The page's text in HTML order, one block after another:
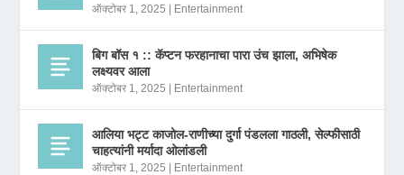
ऑक्टोबर 1, 2025 | Entertainment
बिग बॉस १ :: कॅप्टन फरहानाचा पारा उंच झाला, अभिषेक
लक्ष्यवर आला
ऑक्टोबर 1, 2025 | Entertainment
आलिया भट्ट काजोल-राणीच्या दुर्गा पंडलला गाठली, सेल्फीसाठी
चाहत्यांनी मर्यादा ओलांडली
ऑक्टोबर 1, 2025 | Entertainment